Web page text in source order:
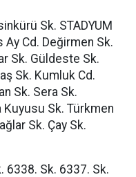
Sk. STADYUM
Ay Cd. Değirmen Sk.
Sk. Güldeste Sk.
Sk. Kumluk Cd.
Sk. Sera Sk.
Kuyusu Sk. Türkmen
Sk. Çay Sk.
6338. Sk. 6337. Sk.